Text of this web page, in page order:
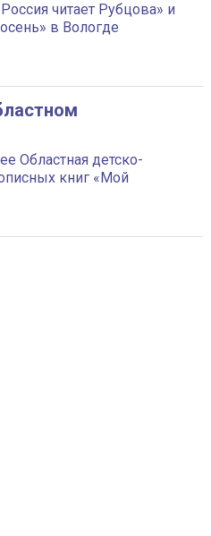
читает Рубцова» и
в Вологде
Областная детско-
книг «Мой